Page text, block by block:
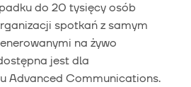
do 20 tysięcy osób
spotkań z samym
na żywo
jest dla
Advanced Communications.